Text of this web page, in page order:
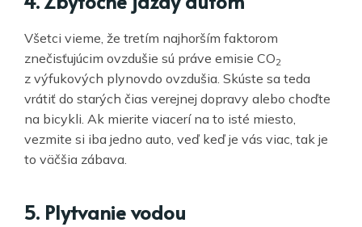
Všetci vieme, že tretím najhorším faktorom
znečisťujúcim ovzdušie sú práve emisie CO2
z výfukových plynovdo ovzdušia. Skúste sa teda
vrátiť do starých čias verejnej dopravy alebo choďte
na bicykli. Ak mierite viacerí na to isté miesto,
vezmite si iba jedno auto, veď keď je vás viac, tak je
to väčšia zábava.
5. Plytvanie vodou